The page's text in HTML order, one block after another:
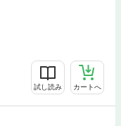
試し読み カートへ